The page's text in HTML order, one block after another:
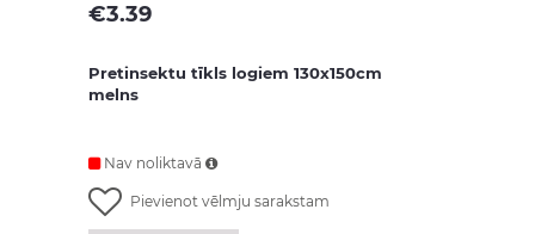
€3.39
Pretinsektu tīkls logiem 130x150cm
melns
Nav noliktavā
Pievienot vēlmju sarakstam